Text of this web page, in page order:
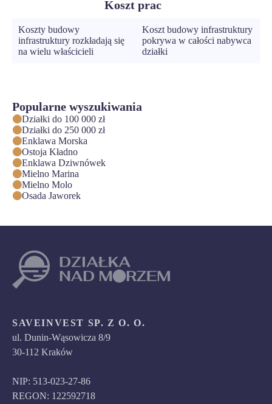
Koszt prac
Koszty budowy
infrastruktury rozkładają się
na wielu właścicieli
Koszt budowy infrastruktury
pokrywa w całości nabywca
działki
Popularne wyszukiwania
Działki do 100 000 zł
Działki do 250 000 zł
Enklawa Morska
Ostoja Kładno
Enklawa Dziwnówek
Mielno Marina
Mielno Molo
Osada Jaworek
SAVEINVEST SP. Z O. O.
ul. Dunin-Wąsowicza 8/9
30-112 Kraków
NIP: 513-023-27-86
REGON: 122592718